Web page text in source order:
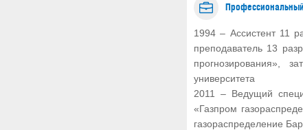
1994 – Ассистент 11
преподаватель 13
прогнозирования»,
университета
2011 – Ведущий
«Газпром
газораспределение